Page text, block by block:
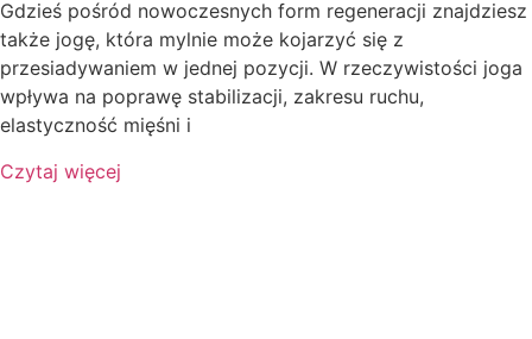
Gdzieś pośród nowoczesnych form regeneracji znajdziesz
także jogę, która mylnie może kojarzyć się z
przesiadywaniem w jednej pozycji. W rzeczywistości joga
wpływa na poprawę stabilizacji, zakresu ruchu,
elastyczność mięśni i
Czytaj więcej